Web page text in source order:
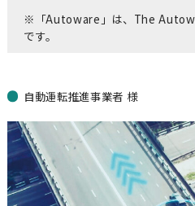
採択・認定実績
ソリューション
社会インフラ
製造・物流
建設・土木・環境
※「Autoware」は、The
です。
自動運転推進事業者 様